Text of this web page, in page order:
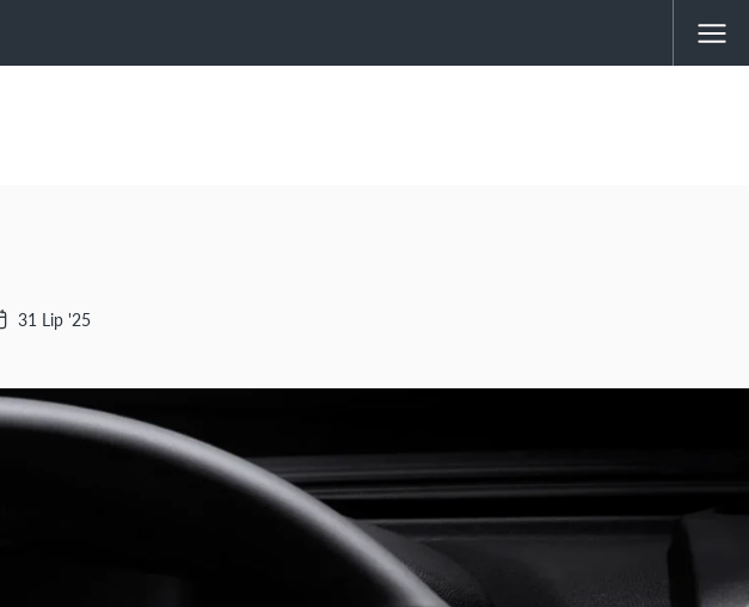
31 Lip '25